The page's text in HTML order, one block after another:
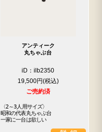
アンティーク
丸ちゃぶ台
iD：ilb2350
19,500円
ご売約済
〈2～3人用サイズ〉
昭和の代表丸ちゃぶ台
一家に一台は欲しい